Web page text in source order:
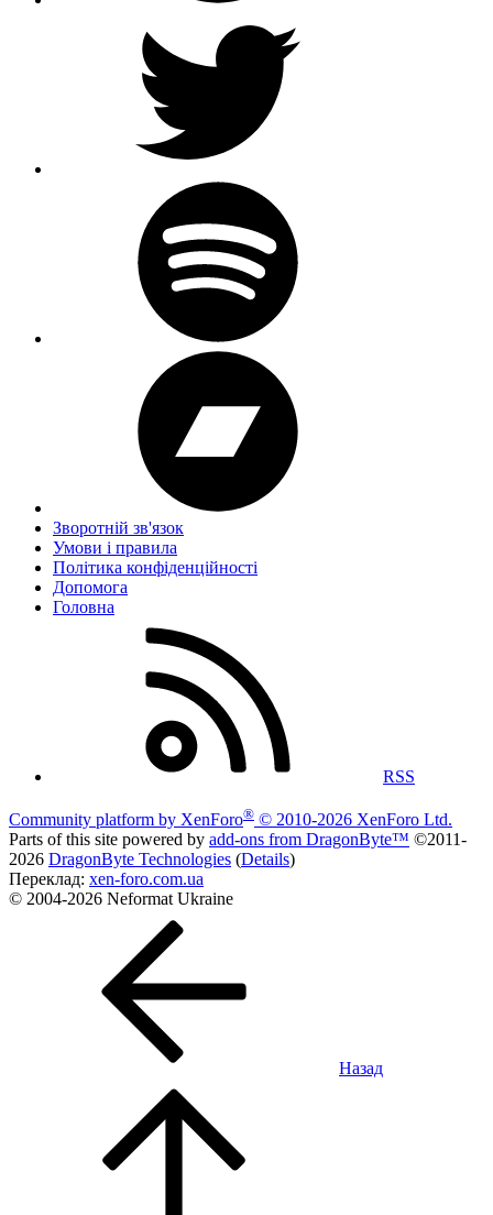
Зворотній зв'язок
Умови і правила
Політика конфіденційності
Дoпoмoга
Головна
RSS
Community platform by XenForo® © 2010-2026 XenForo Ltd.
Parts of this site powered by add-ons from DragonByte™ ©2011-
2026 DragonByte Technologies (Details)
Переклад: xen-foro.com.ua
© 2004-2026 Neformat Ukraine
Назад